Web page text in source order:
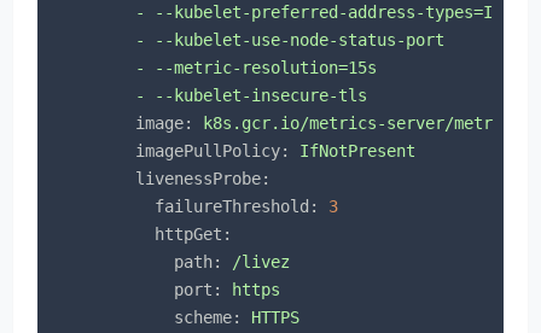
-
--kubelet-preferred-address-
-
--kubelet-use-node-status-port
-
--metric-resolution=15s
-
--kubelet-insecure-tls
image:
k8s.gcr.io/metrics-server/metrics-
imagePullPolicy:
IfNotPresent
livenessProbe:
failureThreshold:
3
httpGet:
path:
/livez
port:
https
scheme:
HTTPS